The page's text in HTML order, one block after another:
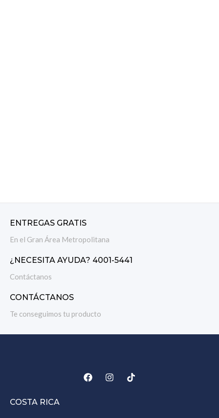
ENTREGAS GRATIS
En el Gran Área Metropolitana
¿NECESITA AYUDA? 4001-5441
Contáctanos
CONTÁCTANOS
Te conseguimos tu producto
COSTA RICA